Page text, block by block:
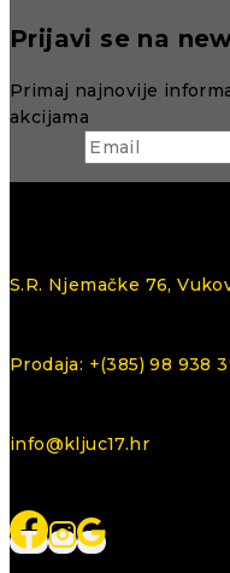
Prijavi se na
Primaj najnovije
akcijama
S.R. Njemačke 76,
Prodaja: +(385) 98 938
info@kljuc17.hr